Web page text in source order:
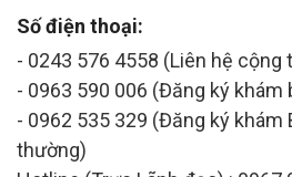
Số điện thoại:
- 0243 576 4558 (Liên hệ cộng
- 0963 590 006 (Đăng ký khám
- 0962 535 329 (Đăng ký khám
thường)